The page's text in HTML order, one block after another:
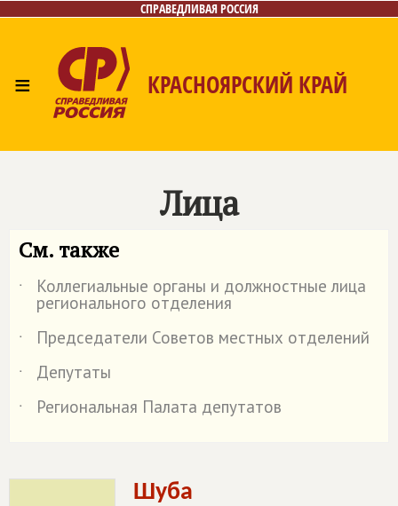
СПРАВЕДЛИВАЯ РОССИЯ
≡ КРАСНОЯРСКИЙ КРАЙ
Контакты
Лица
См. также
˙ Коллегиальные органы и должностные лица
регионального отделения
˙
Председатели Советов местных отделений
˙
Депутаты
˙
Региональная Палата депутатов
Шуба